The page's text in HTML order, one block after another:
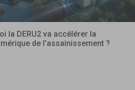
la DERU2 va accélérer la
de l’assainissement ?